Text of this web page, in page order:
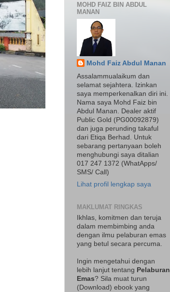
MOHD FAIZ BIN ABDUL
MANAN
Mohd Faiz Abdul Manan
Assalammualaikum dan
selamat sejahtera. Izinkan
saya memperkenalkan diri ini.
Nama saya Mohd Faiz bin
Abdul Manan. Dealer aktif
Public Gold (PG00092879)
dan juga perunding takaful
dari Etiqa Berhad. Untuk
sebarang pertanyaan boleh
menghubungi saya ditalian
017 247 1372 (WhatApps/
SMS/ Call)
Lihat profil lengkap saya
MAKLUMAT RINGKAS
Ikhlas, komitmen dan teruja
dalam membimbing anda
dengan ilmu pelaburan emas
yang betul secara percuma.
Ingin mengetahui dengan
lebih lanjut tentang Pelaburan
Emas? Sila muat turun
(Download) ebook yang